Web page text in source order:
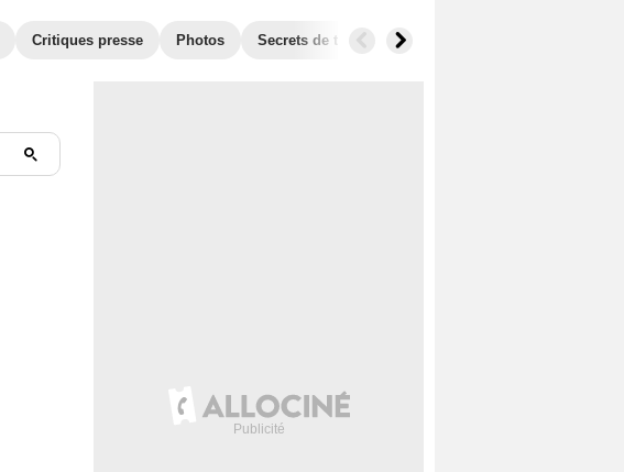
Critiques presse Photos Secrets de tournage